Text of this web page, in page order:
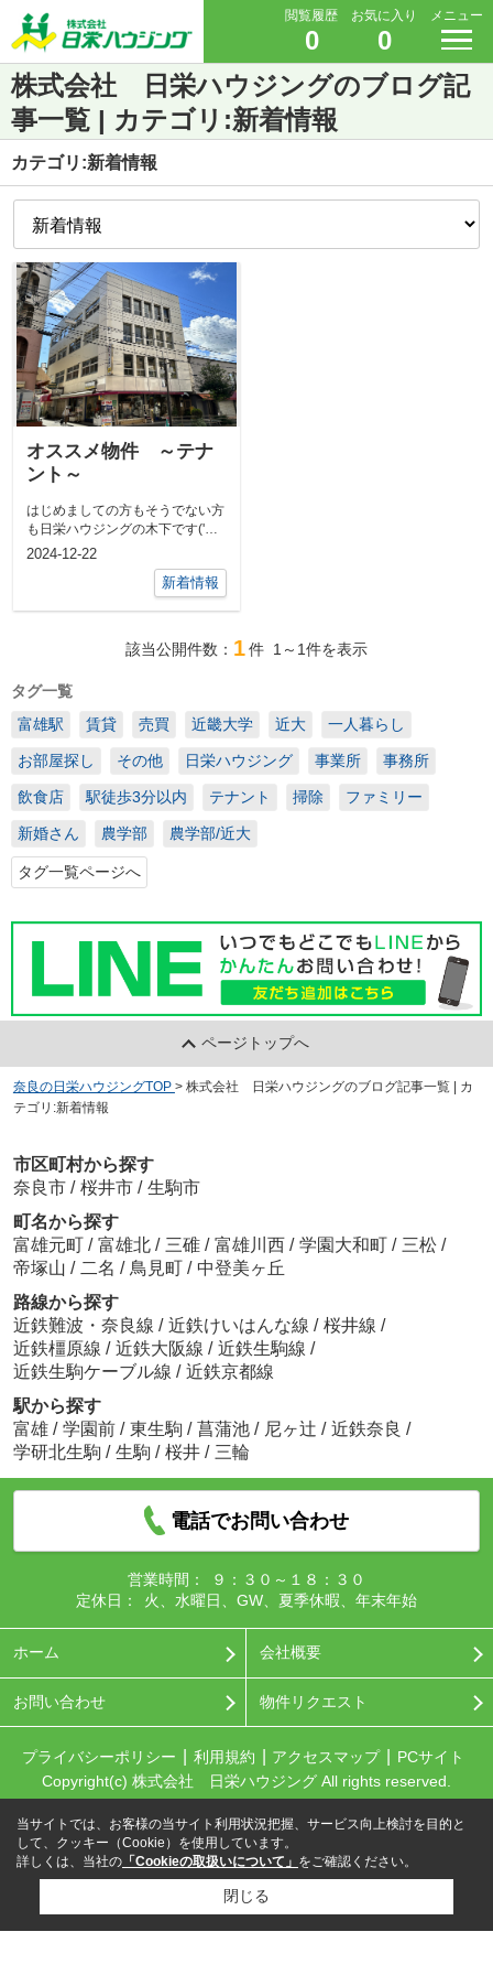
閲覧履歴
0
お気に入り
0
メニュー
株式会社 日栄ハウジングのブログ記
事一覧 | カテゴリ:新着情報
カテゴリ:新着情報
オススメ物件 ～テナ
ント～
はじめましての方もそうでない方
も日栄ハウジングの木下です('ω')
当たり前かもですが、さすがに師
2024-12-22
新着情報
該当公開件数： 1件 1～1件を表示
タグ一覧
富雄駅
賃貸 売買 近畿大学 近大 一人暮らし
お部屋探し その他 日栄ハウジング 事業所 事務所
飲食店 駅徒歩3分以内 テナント 掃除 ファミリー
新婚さん 農学部 農学部/近大
タグ一覧ページへ
ページトップへ
奈良の日栄ハウジングTOP > 株式会社 日栄ハウジングのブログ記事一覧 | カ
テゴリ:新着情報
市区町村から探す
奈良市 / 桜井市 / 生駒市
町名から探す
富雄元町 / 富雄北 / 三碓 / 富雄川西 / 学園大和町 / 三松 /
帝塚山 / 二名 / 鳥見町 / 中登美ヶ丘
路線から探す
近鉄難波・奈良線 / 近鉄けいはんな線 / 桜井線 /
近鉄橿原線 / 近鉄大阪線 / 近鉄生駒線 /
近鉄生駒ケーブル線 / 近鉄京都線
駅から探す
富雄 / 学園前 / 東生駒 / 菖蒲池 / 尼ヶ辻 / 近鉄奈良 /
学研北生駒 / 生駒 / 桜井 / 三輪
電話でお問い合わせ
営業時間：
９：３０～１８：３０
定休日：
火、水曜日、GW、夏季休暇、年末年始
ホーム 会社概要
お問い合わせ 物件リクエスト
プライバシーポリシー 利用規約 アクセスマップ
PCサイト
Copyright(c) 株式会社 日栄ハウジング All rights reserved.
当サイトでは、お客様の当サイト利用状況把握、サービス向上検討を目的と
して、クッキー（Cookie）を使用しています。
詳しくは、当社の 「Cookieの取扱いについて」 をご確認ください。
閉じる